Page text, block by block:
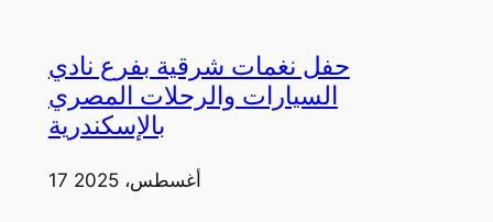
حفل نغمات شرقية بفرع نادي
السيارات والرحلات المصري
بالإسكندرية
17 أغسطس، 2025